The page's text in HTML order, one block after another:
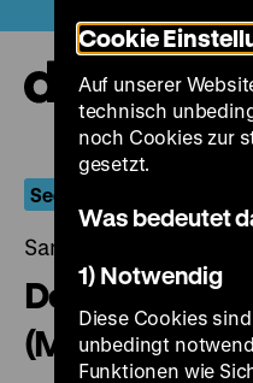
zum
Seiteninhalt
springen
Seelennot
Samstag, 17. Juni
Der Kaplan
(Mea Culpa)
Cookie
Auf unserer
technisch
noch Cookies zur
gesetzt.
Was bedeutet
1) Notwendig
Diese Cookies
unbedingt
Funktionen wie